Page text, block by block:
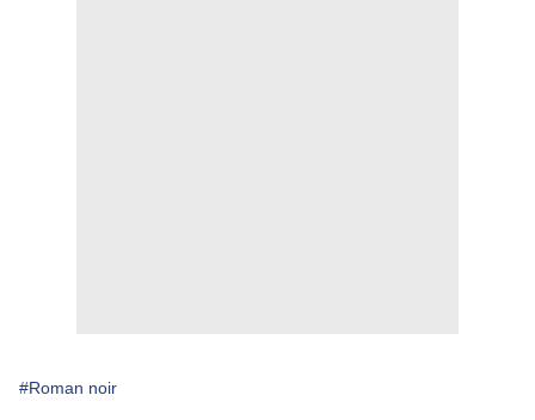
#Roman noir